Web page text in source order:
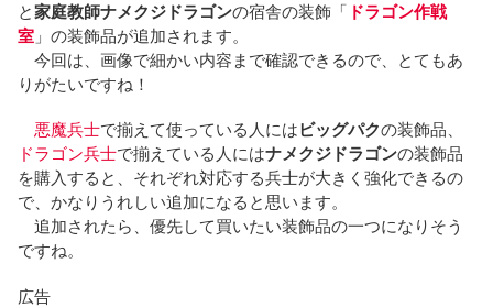
と家庭教師ナメクジドラゴンの宿舎の装飾「 ドラゴン作戦
室 」の装飾品が追加されます。
今回は、画像で細かい内容まで確認できるので、とてもあ
りがたいですね！
悪魔兵士で揃えて使っている人にはビッグパクの装飾品、
ドラゴン兵士で揃えている人にはナメクジドラゴンの装飾品
を購入すると、それぞれ対応する兵士が大きく強化できるの
で、かなりうれしい追加になると思います。
追加されたら、優先して買いたい装飾品の一つになりそう
ですね。
広告